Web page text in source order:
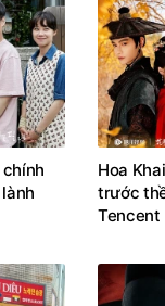
Hoa
trước
Tencent